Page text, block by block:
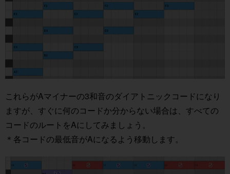
これらがAマイナーの3和音のダイアトニックコードになり
ますが、すぐに何のコードか分からない場合は、すべての
コードのルートをAにしてみましょう。
＊各コードの最低音がAになるよう移動します。